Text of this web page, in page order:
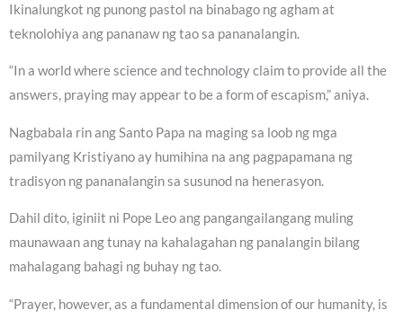
Ikinalungkot ng punong pastol na binabago ng agham at
teknolohiya ang pananaw ng tao sa pananalangin.
“In a world where science and technology claim to provide all the
answers, praying may appear to be a form of escapism,” aniya.
Nagbabala rin ang Santo Papa na maging sa loob ng mga
pamilyang Kristiyano ay humihina na ang pagpapamana ng
tradisyon ng pananalangin sa susunod na henerasyon.
Dahil dito, iginiit ni Pope Leo ang pangangailangang muling
maunawaan ang tunay na kahalagahan ng panalangin bilang
mahalagang bahagi ng buhay ng tao.
“Prayer, however, as a fundamental dimension of our humanity, is